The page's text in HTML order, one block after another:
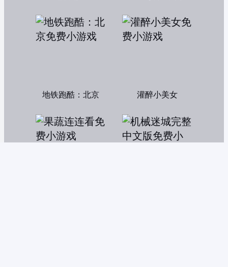
地铁跑酷：北京 灌醉小美女